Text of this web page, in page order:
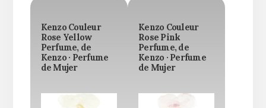
Kenzo Couleur
Rose Yellow
Perfume, de
Kenzo · Perfume
de Mujer
Kenzo Couleur
Rose Pink
Perfume, de
Kenzo · Perfume
de Mujer